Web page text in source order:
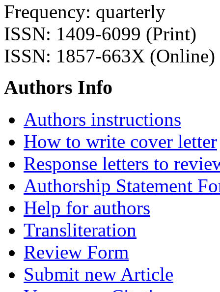
Frequency: quarterly
ISSN: 1409-6099 (Print)
ISSN: 1857-663X (Online)
Authors Info
Authors instructions
How to write cover letter
Response letters to
Authorship Statement
Help for authors
Transliteration
Review Form
Submit new Article